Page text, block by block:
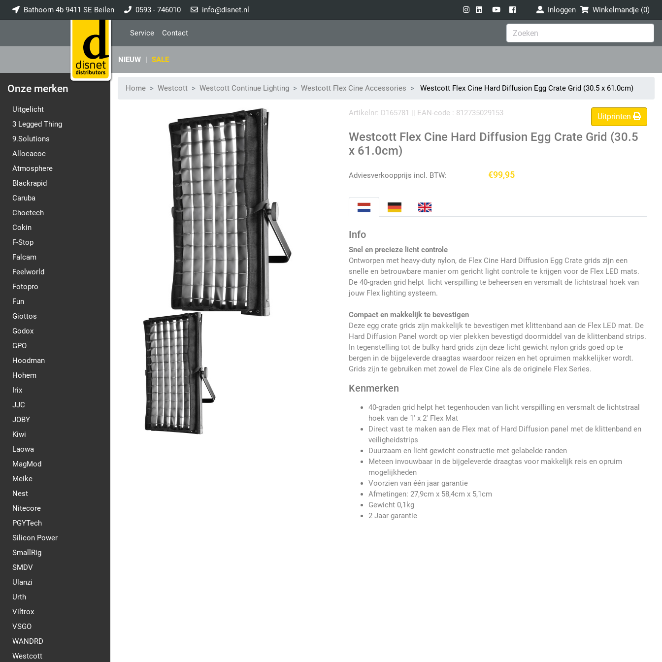
Bathoorn 4b 9411 SE Beilen 0593 - 746010 info@disnet.nl Inloggen Winkelmandje (0)
Service Contact
NIEUW | SALE
Onze merken
Uitgelicht
3 Legged Thing
9.Solutions
Allocacoc
Atmosphere
Blackrapid
Caruba
Choetech
Cokin
F-Stop
Falcam
Feelworld
Fotopro
Fun
Giottos
Godox
GPO
Hoodman
Hohem
Irix
JJC
JOBY
Kiwi
Laowa
MagMod
Meike
Nest
Nitecore
PGYTech
Silicon Power
SmallRig
SMDV
Ulanzi
Urth
Viltrox
VSGO
WANDRD
Westcott
Home Westcott Westcott Continue Lighting Westcott Flex Cine Accessories Westcott Flex Cine Hard Diffusion Egg Crate Grid (30.5 x 61.0cm)
Artikelnr: D165781 || EAN-code : 812735029153 Uitprinten
Westcott Flex Cine Hard Diffusion Egg Crate Grid (30.5
x 61.0cm)
Adviesverkoopprijs incl. BTW: €99,95
Info
Snel en precieze licht controle
Ontworpen met heavy-duty nylon, de Flex Cine Hard Diffusion Egg Crate grids zijn een
snelle en betrouwbare manier om gericht light controle te krijgen voor de Flex LED mats.
De 40-graden grid helpt licht verspilling te beheersen en versmalt de lichtstraal hoek van
jouw Flex lighting systeem.
Compact en makkelijk te bevestigen
Deze egg crate grids zijn makkelijk te bevestigen met klittenband aan de Flex LED mat. De
Hard Diffusion Panel wordt op vier plekken bevestigd doormiddel van de klittenband strips.
In tegenstelling tot de bulky hard grids zijn deze licht gewicht nylon grids goed op te
bergen in de bijgeleverde draagtas waardoor reizen en het opruimen makkelijker wordt.
Grids zijn te gebruiken met zowel de Flex Cine als de originele Flex Series.
Kenmerken
40-graden grid helpt het tegenhouden van licht verspilling en versmalt de lichtstraal
hoek van de 1' x 2' Flex Mat
Direct vast te maken aan de Flex mat of Hard Diffusion panel met de klittenband en
veiligheidstrips
Duurzaam en licht gewicht constructie met gelabelde randen
Meteen invouwbaar in de bijgeleverde draagtas voor makkelijk reis en opruim
mogelijkheden
Voorzien van één jaar garantie
Afmetingen: 27,9cm x 58,4cm x 5,1cm
Gewicht 0,1kg
2 Jaar garantie